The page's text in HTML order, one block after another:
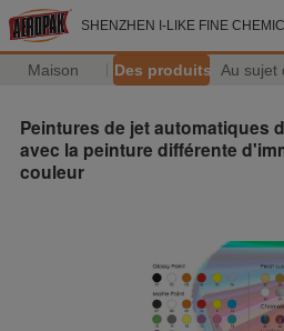
SHENZHEN I-LIKE FINE
Maison Des produits Au sujet
Peintures de jet automatiques
avec la peinture différente
couleur